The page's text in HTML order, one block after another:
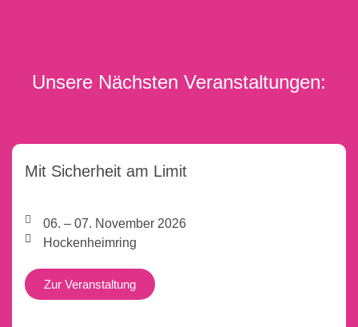
Unsere Nächsten Veranstaltungen:
Mit Sicherheit am Limit
06. – 07. November 2026
Hockenheimring
Zur Veranstaltung